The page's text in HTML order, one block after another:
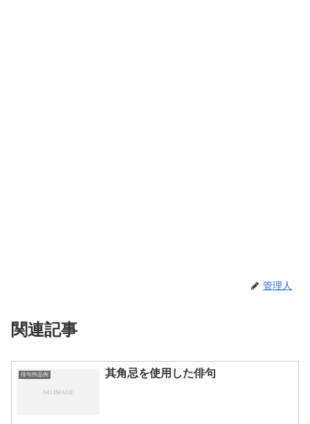
管理人
関連記事
俳句作品例 其角忌を使用した俳句